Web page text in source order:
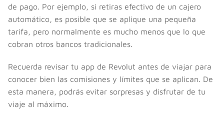
de pago. Por ejemplo, si retiras efectivo de un cajero
automático, es posible que se aplique una pequeña
tarifa, pero normalmente es mucho menos que lo que
cobran otros bancos tradicionales.
Recuerda revisar tu app de Revolut antes de viajar para
conocer bien las comisiones y límites que se aplican. De
esta manera, podrás evitar sorpresas y disfrutar de tu
viaje al máximo.